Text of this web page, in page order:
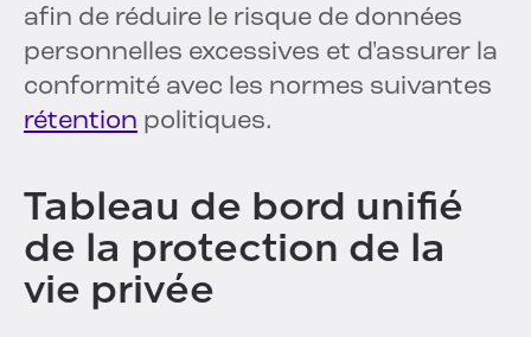
afin de réduire le risque de données
personnelles excessives et d'assurer la
conformité avec les normes suivantes
rétention politiques.
Tableau de bord unifié
de la protection de la
vie privée